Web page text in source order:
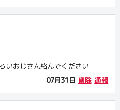
いおじさん絡んでください
07月31日 削除 通報